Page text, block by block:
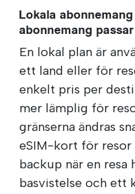
Lokala
abonnemang
En lokal plan är
ett land eller för
enkelt pris per
mer lämplig för
gränserna ändras
eSIM-kort för resor
backup när en resa
basvistelse och ett